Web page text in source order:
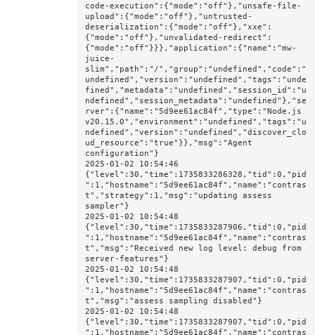
code-execution":{"mode":"off"},"unsafe-file-
upload":{"mode":"off"},"untrusted-
deserialization":{"mode":"off"},"xxe":
{"mode":"off"},"unvalidated-redirect":
{"mode":"off"}}},"application":{"name":"mw-
juice-
slim","path":"/","group":"undefined","code":"
undefined","version":"undefined","tags":"unde
fined","metadata":"undefined","session_id":"u
ndefined","session_metadata":"undefined"},"se
rver":{"name":"5d9ee61ac84f","type":"Node.js
v20.15.0","environment":"undefined","tags":"u
ndefined","version":"undefined","discover_clo
ud_resource":"true"}},"msg":"Agent
configuration"}
2025-01-02 10:54:46
{"level":30,"time":1735833286328,"tid":0,"pid
":1,"hostname":"5d9ee61ac84f","name":"contras
t","strategy":1,"msg":"updating assess
sampler"}
2025-01-02 10:54:48
{"level":30,"time":1735833287906,"tid":0,"pid
":1,"hostname":"5d9ee61ac84f","name":"contras
t","msg":"Received new log level: debug from
server-features"}
2025-01-02 10:54:48
{"level":30,"time":1735833287907,"tid":0,"pid
":1,"hostname":"5d9ee61ac84f","name":"contras
t","msg":"assess sampling disabled"}
2025-01-02 10:54:48
{"level":30,"time":1735833287907,"tid":0,"pid
":1,"hostname":"5d9ee61ac84f","name":"contras